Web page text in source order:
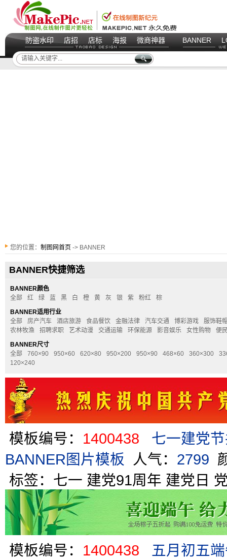
防盗水印 店招 店标 海报 微商神器 BANNER
您的位置： 制图网首页 -> BANNER
BANNER快捷筛选
BANNER颜色
全部
红 绿 蓝 黑 白 橙 黄 灰 银 紫 粉红
棕
BANNER适用行业
全部
房产汽车 酒店旅游 食品餐饮 金融法律 汽车交通 博彩游戏
服饰鞋
农林牧渔
招聘求职 艺术动漫 交通运输 环保能源 影音娱乐 女性购物
便
BANNER尺寸
全部
760×90 950×60 620×80 950×200 950×90 468×60 360×300
120×240
模板编号： 1400438
七一建党
BANNER图片模板 人气： 2799
标签： 七一 建党91周年 建党日
模板编号： 1400438
五月初五